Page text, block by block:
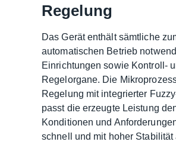
Regelung
Das Gerät enthält sämtliche
automatischen Betrieb
Einrichtungen sowie Kontroll-
Regelorgane. Die
Regelung mit integrierter
passt die erzeugte Leistung
Konditionen und
schnell und mit hoher Stabilität